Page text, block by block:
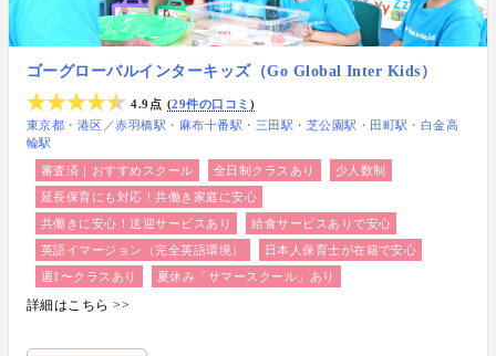
ゴーグローバルインターキッズ（Go Global Inter Kids）
4.9点
29件の口コミ
東京都
港区 ／赤羽橋駅 麻布十番駅 三田駅 芝公園駅 田町駅
白金高
輪駅
審査済｜おすすめスクール 全日制クラスあり
少人数制
延長保育にも対応！共働き家庭に安心
共働きに安心！送迎サービスあり
給食サービスありで安心
英語イマージョン（完全英語環境）
日本人保育士が在籍で安心
週1〜クラスあり
夏休み「サマースクール」あり
詳細はこちら >>